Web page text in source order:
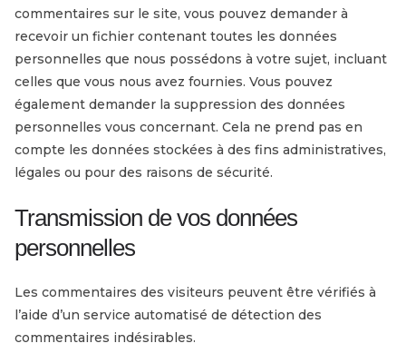
commentaires sur le site, vous pouvez demander à
recevoir un fichier contenant toutes les données
personnelles que nous possédons à votre sujet, incluant
celles que vous nous avez fournies. Vous pouvez
également demander la suppression des données
personnelles vous concernant. Cela ne prend pas en
compte les données stockées à des fins administratives,
légales ou pour des raisons de sécurité.
Transmission de vos données
personnelles
Les commentaires des visiteurs peuvent être vérifiés à
l’aide d’un service automatisé de détection des
commentaires indésirables.